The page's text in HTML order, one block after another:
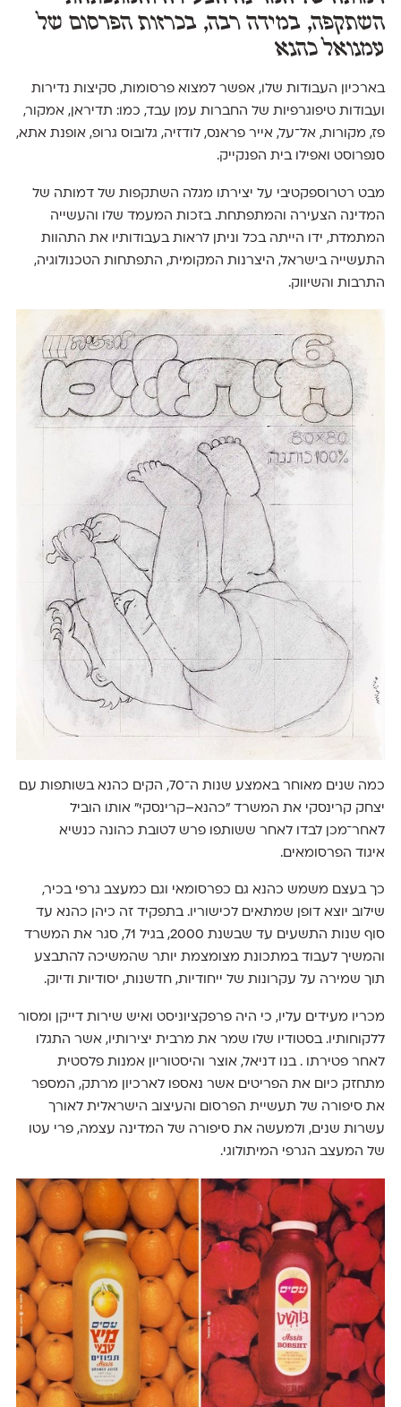
השתקפה, במידה רבה, בכרזות הפרסום של
עמנואל כהנא
בארכיון העבודות שלו, אפשר למצוא פרסומות, סקיצות נדירות
ועבודות טיפוגרפיות של החברות עמן עבד, כמו: תדיראן, אמקור,
פז, מקורות, אל־על, אייר פראנס, לודזיה, גלובוס גרופ, אופנת אתא,
סנפרוסט ואפילו בית הפנקייק.
מבט רטרוספקטיבי על יצירתו מגלה השתקפות של דמותה של
המדינה הצעירה והמתפתחת. בזכות המעמד שלו והעשייה
המתמדת, ידו הייתה בכל וניתן לראות בעבודותיו את התהוות
התעשייה בישראל, היצרנות המקומית, התפתחות הטכנולוגיה,
התרבות והשיווק.
כמה שנים מאוחר באמצע שנות ה־70, הקים כהנא בשותפות עם
יצחק קרינסקי את המשרד "כהנא–קרינסקי" אותו הוביל
לאחר־מכן לבדו לאחר ששותפו פרש לטובת כהונה כנשיא
איגוד הפרסומאים.
כך בעצם משמש כהנא גם כפרסומאי וגם כמעצב גרפי בכיר,
שילוב יוצא דופן שמתאים לכישוריו. בתפקיד זה כיהן כהנא עד
סוף שנות התשעים עד שבשנת 2000, בגיל 71, סגר את המשרד
והמשיך לעבוד במתכונת מצומצמת יותר שהמשיכה להתבצע
תוך שמירה על עקרונות של ייחודיות, חדשנות, יסודיות ודיוק.
מכריו מעידים עליו, כי היה פרפקציוניסט ואיש שירות דייקן ומסור
ללקוחותיו. בסטודיו שלו שמר את מרבית יצירותיו, אשר התגלו
לאחר פטירתו . בנו דניאל, אוצר והיסטוריון אמנות פלסטית
מתחזק כיום את הפריטים אשר נאספו לארכיון מרתק, המספר
את סיפורה של תעשיית הפרסום והעיצוב הישראלית לאורך
עשרות שנים, ולמעשה את סיפורה של המדינה עצמה, פרי עטו
של המעצב הגרפי המיתולוגי.